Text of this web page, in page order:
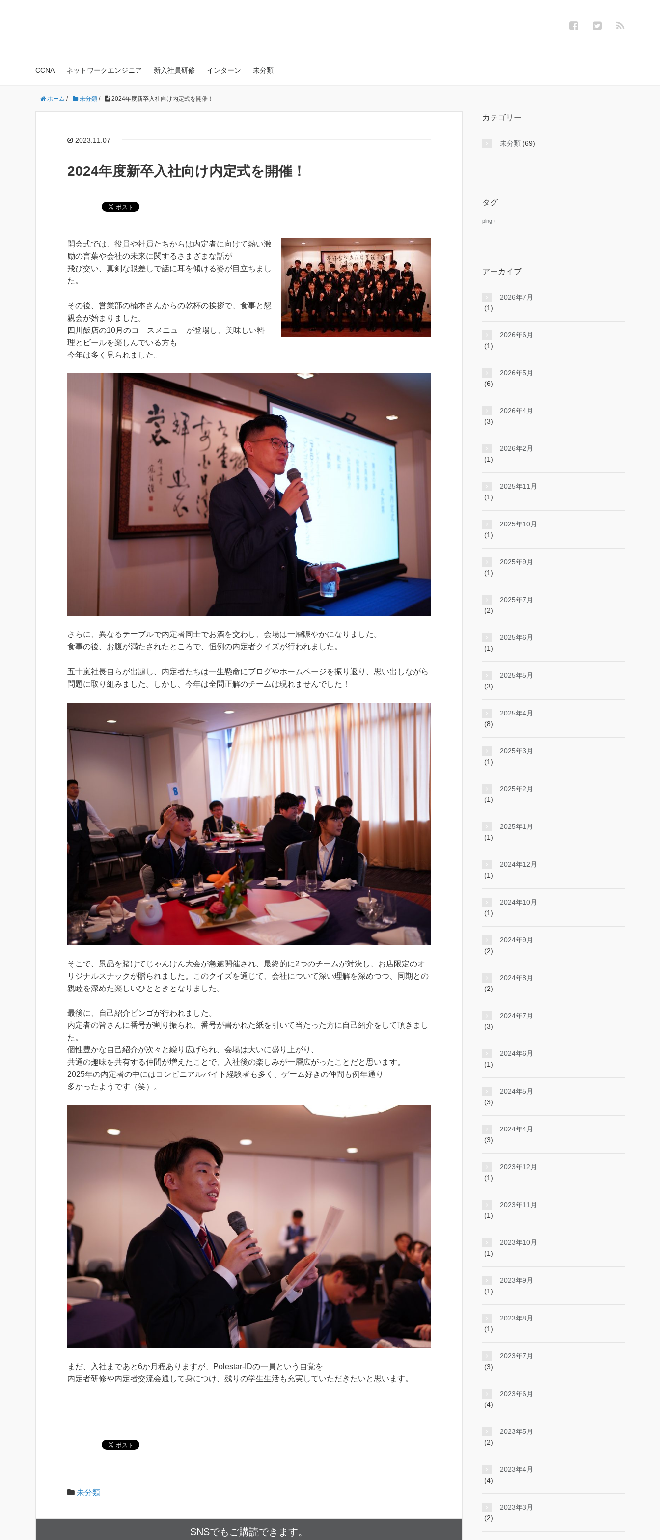
CCNA ネットワークエンジニア 新入社員研修 インターン 未分類
ホーム / 未分類 / 2024年度新卒入社向け内定式を開催！
2023.11.07
2024年度新卒入社向け内定式を開催！
開会式では、役員や社員たちからは内定者に向けて熱い激
励の言葉や会社の未来に関するさまざまな話が
飛び交い、真剣な眼差しで話に耳を傾ける姿が目立ちまし
た。
その後、営業部の楠本さんからの乾杯の挨拶で、食事と懇
親会が始まりました。
四川飯店の10月のコースメニューが登場し、美味しい料
理とビールを楽しんでいる方も
今年は多く見られました。
さらに、異なるテーブルで内定者同士でお酒を交わし、会場は一層賑やかになりました。
食事の後、お腹が満たされたところで、恒例の内定者クイズが行われました。
五十嵐社長自らが出題し、内定者たちは一生懸命にブログやホームページを振り返り、思い出しながら
問題に取り組みました。しかし、今年は全問正解のチームは現れませんでした！
そこで、景品を賭けてじゃんけん大会が急遽開催され、最終的に2つのチームが対決し、お店限定のオ
リジナルスナックが贈られました。このクイズを通じて、会社について深い理解を深めつつ、同期との
親睦を深めた楽しいひとときとなりました。
最後に、自己紹介ビンゴが行われました。
内定者の皆さんに番号が割り振られ、番号が書かれた紙を引いて当たった方に自己紹介をして頂きまし
た。
個性豊かな自己紹介が次々と繰り広げられ、会場は大いに盛り上がり、
共通の趣味を共有する仲間が増えたことで、入社後の楽しみが一層広がったことだと思います。
2025年の内定者の中にはコンビニアルバイト経験者も多く、ゲーム好きの仲間も例年通り
多かったようです（笑）。
まだ、入社まであと6か月程ありますが、Polestar-IDの一員という自覚を
内定者研修や内定者交流会通して身につけ、残りの学生生活も充実していただきたいと思います。
未分類
SNSでもご購読できます。
カテゴリー
未分類 (69)
タグ
ping-t
アーカイブ
2026年7月
(1)
2026年6月
(1)
2026年5月
(6)
2026年4月
(3)
2026年2月
(1)
2025年11月
(1)
2025年10月
(1)
2025年9月
(1)
2025年7月
(2)
2025年6月
(1)
2025年5月
(3)
2025年4月
(8)
2025年3月
(1)
2025年2月
(1)
2025年1月
(1)
2024年12月
(1)
2024年10月
(1)
2024年9月
(2)
2024年8月
(2)
2024年7月
(3)
2024年6月
(1)
2024年5月
(3)
2024年4月
(3)
2023年12月
(1)
2023年11月
(1)
2023年10月
(1)
2023年9月
(1)
2023年8月
(1)
2023年7月
(3)
2023年6月
(4)
2023年5月
(2)
2023年4月
(4)
2023年3月
(2)